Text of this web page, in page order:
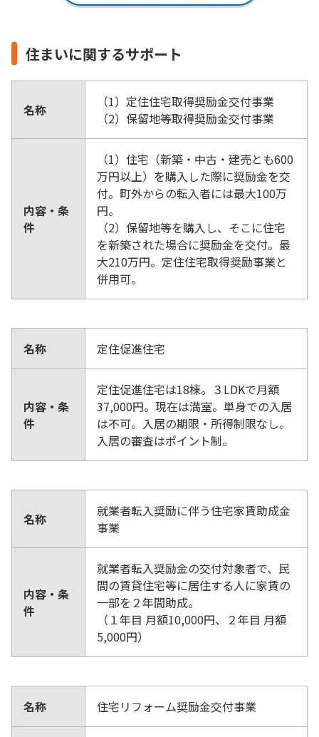
住まいに関するサポート
名称
（1）定住住宅取得奨励金交付事業
（2）保留地等取得奨励金交付事業
内容・条
件
（1）住宅（新築・中古・建売とも600
万円以上）を購入した際に奨励金を交
付。町外からの転入者には最大100万
円。
（2）保留地等を購入し、そこに住宅
を新築された場合に奨励金を交付。最
大210万円。定住住宅取得奨励事業と
併用可。
名称 定住促進住宅
内容・条
件
定住促進住宅は18棟。３LDKで月額
37,000円。現在は満室。単身での入居
は不可。入居の期限・所得制限なし。
入居の審査はポイント制。
名称
就業者転入奨励に伴う住宅家賃助成金
事業
内容・条
件
就業者転入奨励金の交付対象者で、民
間の賃貸住宅等に居住する人に家賃の
一部を２年間助成。
（１年目 月額10,000円、２年目 月額
5,000円）
名称 住宅リフォーム奨励金交付事業